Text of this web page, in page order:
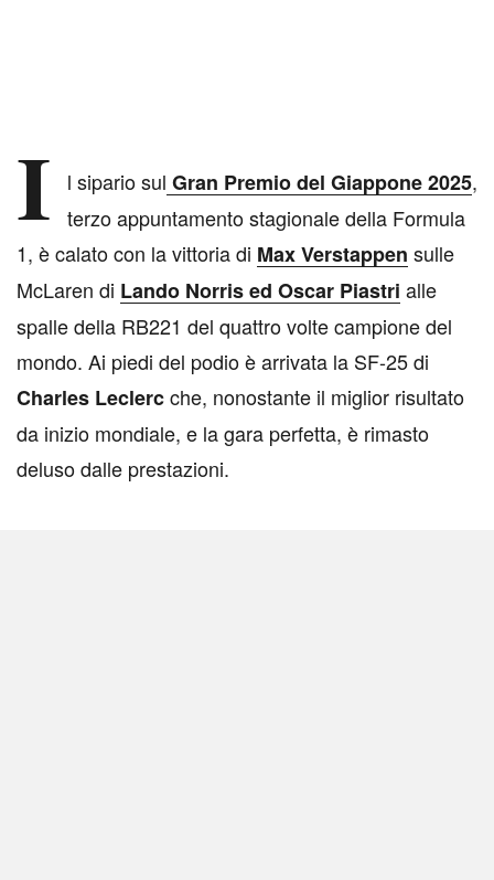
I l sipario sul Gran Premio del Giappone 2025,
terzo appuntamento stagionale della Formula
1, è calato con la vittoria di Max Verstappen sulle
McLaren di Lando Norris ed Oscar Piastri alle
spalle della RB221 del quattro volte campione del
mondo. Ai piedi del podio è arrivata la SF-25 di
Charles Leclercche, nonostante il miglior risultato
da inizio mondiale, e la gara perfetta, è rimasto
deluso dalle prestazioni.